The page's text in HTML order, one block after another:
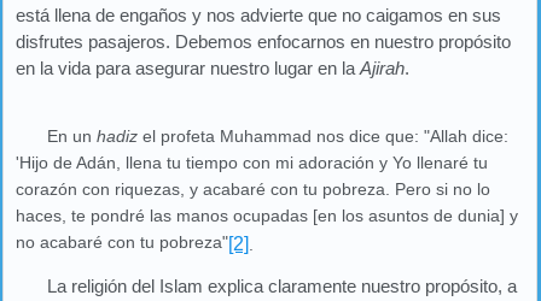
está llena de engaños y nos advierte que no caigamos en sus
disfrutes pasajeros. Debemos enfocarnos en nuestro propósito
en la vida para asegurar nuestro lugar en la Ajirah.
En unhadiz el profeta Muhammad nos dice que: "Allah dice:
'Hijo de Adán, llena tu tiempo con mi adoración y Yo llenaré tu
corazón con riquezas, y acabaré con tu pobreza. Pero si no lo
haces, te pondré las manos ocupadas [en los asuntos de dunia] y
no acabaré con tu pobreza"[2]
La religión del Islam explica claramente nuestro propósito, a